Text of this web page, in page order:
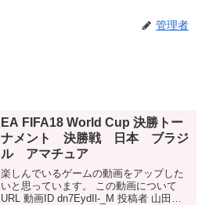
管理者
EA FIFA18 World Cup 決勝トー
ナメント 決勝戦 日本 ブラジ
ル アマチュア
楽しんでいるゲームの動画をアップした
いと思っています。 この動画について
URL 動画ID dn7EydIl-_M 投稿者 山田さ